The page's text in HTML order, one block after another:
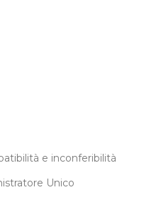
e inconferibilità
Unico